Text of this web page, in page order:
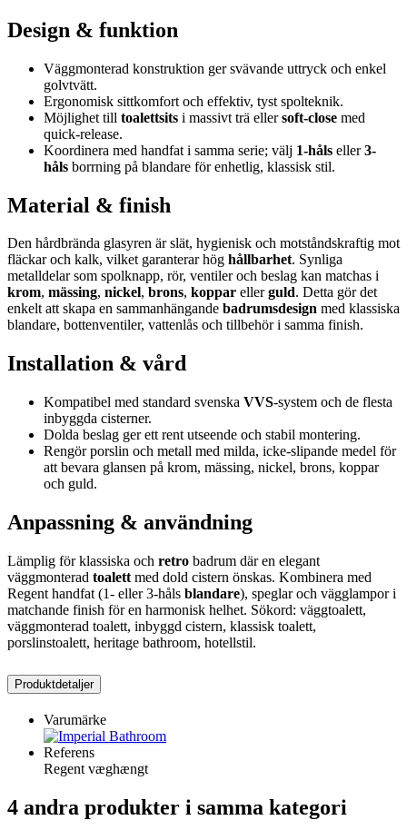
Design & funktion
Väggmonterad konstruktion ger svävande uttryck och enkel
golvtvätt.
Ergonomisk sittkomfort och effektiv, tyst spolteknik.
Möjlighet till toalettsits i massivt trä ellersoft-close med
quick-release.
Koordinera med handfat i samma serie; välj 1-håls eller3-
håls borrning på blandare för enhetlig, klassisk stil.
Material & finish
Den hårdbrända glasyren är slät, hygienisk och motståndskraftig mot
fläckar och kalk, vilket garanterar hög hållbarhet. Synliga
metalldelar som spolknapp, rör, ventiler och beslag kan matchas i
krom, mässing, nickel, brons, koppar ellerguld. Detta gör det
enkelt att skapa en sammanhängande badrumsdesign med klassiska
blandare, bottenventiler, vattenlås och tillbehör i samma finish.
Installation & vård
Kompatibel med standard svenska VVS-system och de flesta
inbyggda cisterner.
Dolda beslag ger ett rent utseende och stabil montering.
Rengör porslin och metall med milda, icke-slipande medel för
att bevara glansen på krom, mässing, nickel, brons, koppar
och guld.
Anpassning & användning
Lämplig för klassiska och retro badrum där en elegant
väggmonterad toalett med dold cistern önskas. Kombinera med
Regent handfat (1- eller 3-håls blandare), speglar och vägglampor i
matchande finish för en harmonisk helhet. Sökord: väggtoalett,
väggmonterad toalett, inbyggd cistern, klassisk toalett,
porslinstoalett, heritage bathroom, hotellstil.
Produktdetaljer
Varumärke
Referens
Regent væghængt
4 andra produkter i samma kategori